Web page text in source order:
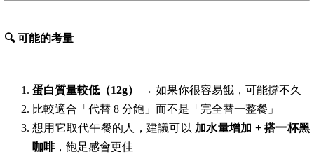
🔍可能的考量
蛋白質量較低（12g）
→ 如果你很容易餓，可能撐不久
比較適合「代替 8 分飽」而不是「完全替一整餐」
想用它取代午餐的人，建議可以 加水量增加 + 搭一杯黑
咖啡，飽足感會更佳